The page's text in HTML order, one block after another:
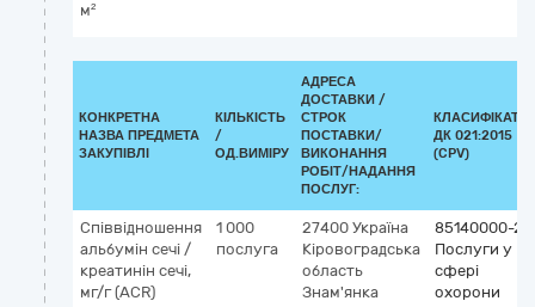
м²
КОНКРЕТНА
НАЗВА ПРЕДМЕТА
ЗАКУПІВЛІ
КІЛЬКІСТЬ
/
ОД.ВИМІРУ
АДРЕСА
ДОСТАВКИ /
СТРОК
ПОСТАВКИ/
ВИКОНАННЯ
РОБІТ/НАДАННЯ
ПОСЛУГ:
ДК 021:2015
(CPV)
Співвідношення
альбумін сечі /
креатинін сечі,
мг/г (АCR)
1 000
послуга
27400 Україна
Кіровоградська
область
Знам'янка
85140000-2
Послуги у
сфері
охорони